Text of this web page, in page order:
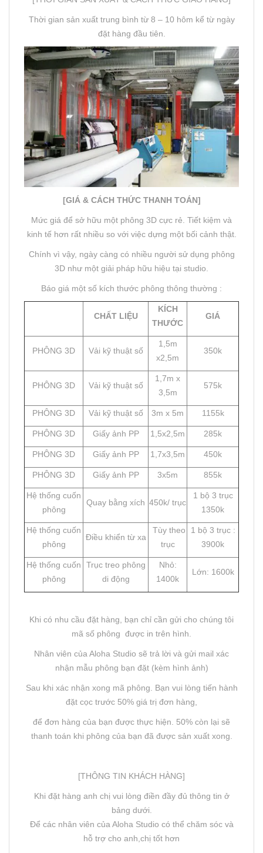
Thời gian sản xuất trung bình từ 8 – 10 hôm kể từ ngày
đặt hàng đầu tiên.
[GIÁ & CÁCH THỨC THANH TOÁN]
Mức giá để sở hữu một phông 3D cực rẻ. Tiết kiệm và
kinh tế hơn rất nhiều so với việc dựng một bối cảnh thật.
Chính vì vậy, ngày càng có nhiều người sử dụng phông
3D như một giải pháp hữu hiệu tại studio.
Báo giá một số kích thước phông thông thường :
CHẤT LIỆU
KÍCH
THƯỚC
GIÁ
PHÔNG 3D Vải kỹ thuật số
1,5m
x2,5m
350k
PHÔNG 3D Vải kỹ thuật số
1,7m x
3,5m
575k
PHÔNG 3D Vải kỹ thuật số 3m x 5m 1155k
PHÔNG 3D Giấy ảnh PP 1,5x2,5m 285k
PHÔNG 3D Giấy ảnh PP 1,7x3,5m 450k
PHÔNG 3D Giấy ảnh PP 3x5m 855k
Hệ thống cuốn
phông
Quay bằng xích 450k/ trục
1 bộ 3 trục
1350k
Hệ thống cuốn
phông
Điều khiển từ xa
Tùy theo
trục
1 bộ 3 trục :
3900k
Hệ thống cuốn
phông
Trục treo phông
di động
Nhỏ:
1400k
Lớn: 1600k
Khi có nhu cầu đặt hàng, bạn chỉ cần gửi cho chúng tôi
mã số phông được in trên hình.
Nhân viên của Aloha Studio sẽ trả lời và gửi mail xác
nhận mẫu phông bạn đặt (kèm hình ảnh)
Sau khi xác nhận xong mã phông. Bạn vui lòng tiến hành
đặt cọc trước 50% giá trị đơn hàng,
để đơn hàng của bạn được thực hiện. 50% còn lại sẽ
thanh toán khi phông của bạn đã được sản xuất xong.
[THÔNG TIN KHÁCH HÀNG]
Khi đặt hàng anh chị vui lòng điền đầy đủ thông tin ở
bảng dưới.
Để các nhân viên của Aloha Studio có thể chăm sóc và
hỗ trợ cho anh,chị tốt hơn